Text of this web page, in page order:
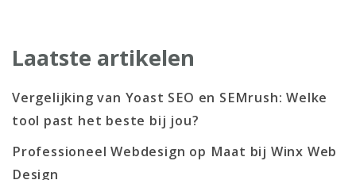
Laatste artikelen
Vergelijking van Yoast SEO en SEMrush: Welke
tool past het beste bij jou?
Professioneel Webdesign op Maat bij Winx Web
Design